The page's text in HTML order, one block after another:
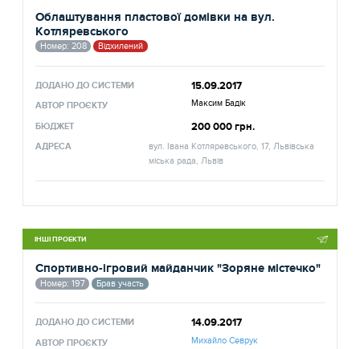
Облаштування пластової домівки на вул.
Котляревського
Номер: 208 Відхилений
ДОДАНО ДО СИСТЕМИ 15.09.2017
АВТОР ПРОЄКТУ Максим Бадік
БЮДЖЕТ 200 000 грн.
АДРЕСА
вул. Івана Котляревського, 17, Львівська
міська рада, Львів
ІНШІ ПРОЕКТИ
Спортивно-ігровий майданчик "Зоряне містечко"
Номер: 197 Брав участь
ДОДАНО ДО СИСТЕМИ 14.09.2017
АВТОР ПРОЄКТУ Михайло Севрук